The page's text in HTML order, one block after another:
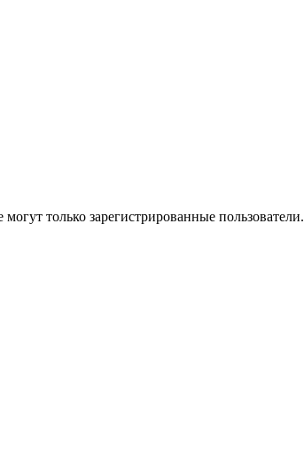
только зарегистрированные пользователи.